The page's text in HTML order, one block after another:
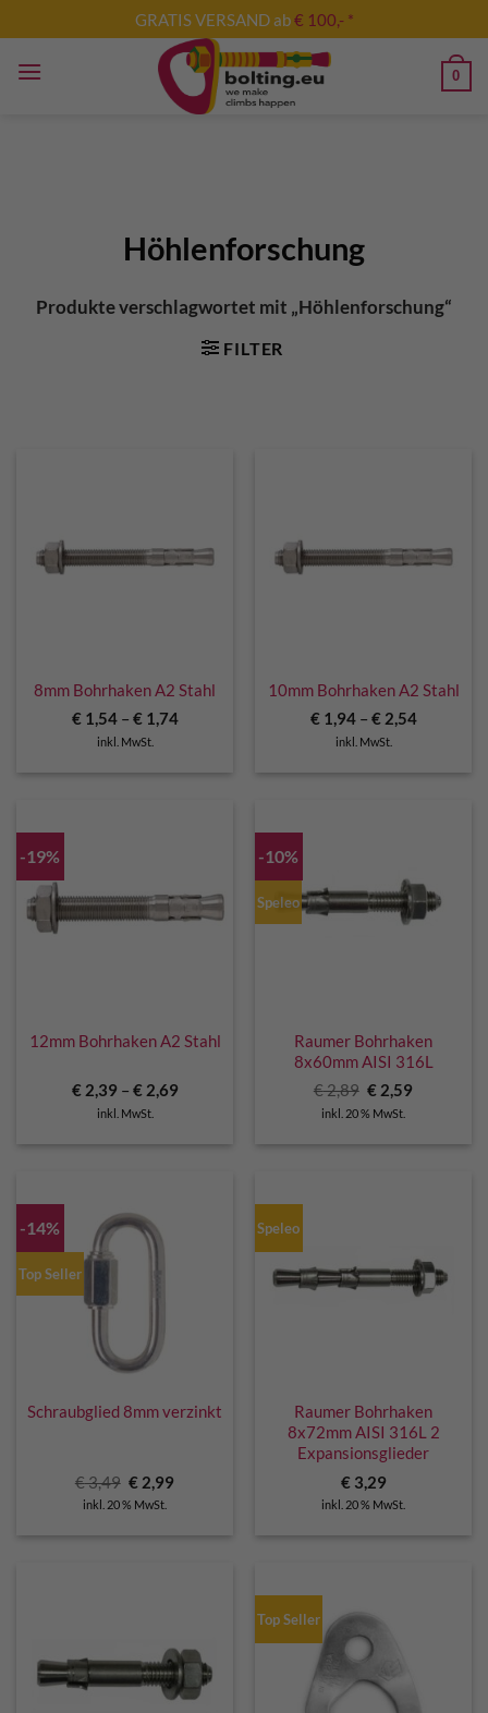
Inhalt
springen
GRATIS VERSAND ab€ 100,- *
0
Höhlenforschung
Produkte verschlagwortet mit „Höhlenforschung“
FILTER
8mm Bohrhaken A2 Stahl
€1,54– €1,74
inkl. MwSt.
10mm Bohrhaken A2 Stahl
€1,94– €2,54
inkl. MwSt.
-19%
12mm Bohrhaken A2 Stahl
€2,39 – €2,69
inkl. MwSt.
-10%
Speleo
Raumer Bohrhaken
8x60mm AISI 316L
€2,89 Ursprünglicher
Preis
war:
€ 2,59
inkl. 20 % MwSt.
-14%
Top Seller
Schraubglied 8mm verzinkt
€3,49 Ursprünglicher
Preis
war:
€ 2,99
inkl. 20 % MwSt.
Speleo
Raumer Bohrhaken
8x72mm AISI 316L 2
Expansionsglieder
€3,29
inkl. 20 % MwSt.
Top Seller